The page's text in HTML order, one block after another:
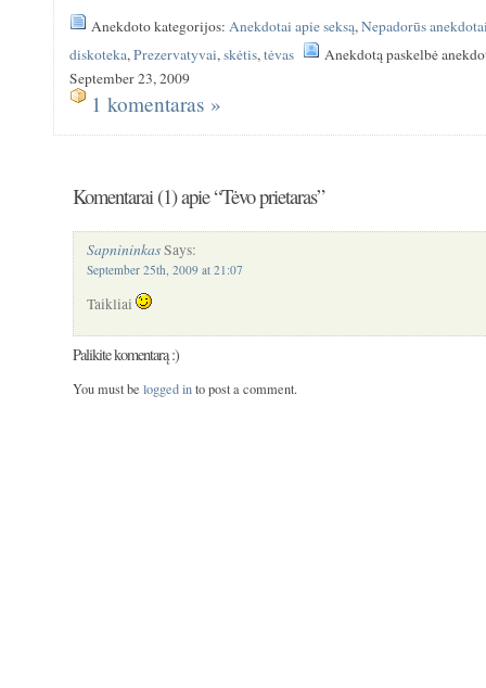
Anekdoto kategorijos:Anekdotai apie seksą,Nepadorūs
diskoteka,Prezervatyvai,skėtis,tėvas
Anekdotą paskelbė
September 23, 2009
1 komentaras »
Komentarai (1) apie “Tėvo prietaras”
SapnininkasSays:
September 25th, 2009 at 21:07
Taikliai
Palikite komentarą :)
You must be logged into post a comment.